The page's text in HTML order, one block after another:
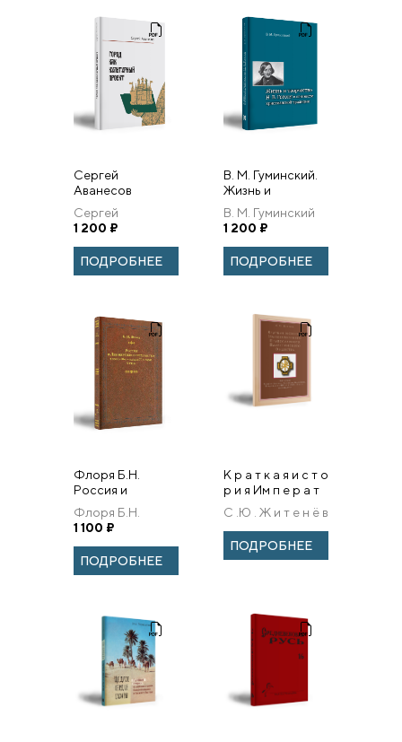
Сергей
Аванесов
ГОРОД КАК
КУЛЬТУРНЫЙ
ПРОЕКТ
Сергей
Аванесов
1 200 ₽
ПОДРОБНЕЕ
В. М. Гуминский.
Жизнь и
творчество Н. В.
Гоголя в
контексте
христианской
традиции
В. М. Гуминский
1 200 ₽
ПОДРОБНЕЕ
Флоря Б.Н.
Россия и
Левобережное
гетманство в
конце 60-х –
начале 70-х
годов XVII в.
Флоря Б.Н.
1 100 ₽
ПОДРОБНЕЕ
К р а т к а я и с т о
р и я Им п е р а т
о р с к о г о П р а
в о с л а в н о г о
П а л е с т и н с к...
С .Ю . Ж и т е н ё в
ПОДРОБНЕЕ